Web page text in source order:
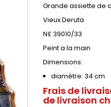
Grande assiette de
Vieux Deruta
N£ 39010/33
Peint a la main
Dimensions:
diamètre: 34 cm
Frais de
de livraison